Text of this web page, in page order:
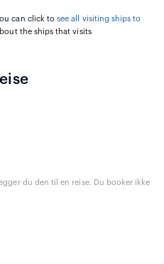
can click tosee all visiting ships to
the ships that visits
du den til en reise. Du booker ikke